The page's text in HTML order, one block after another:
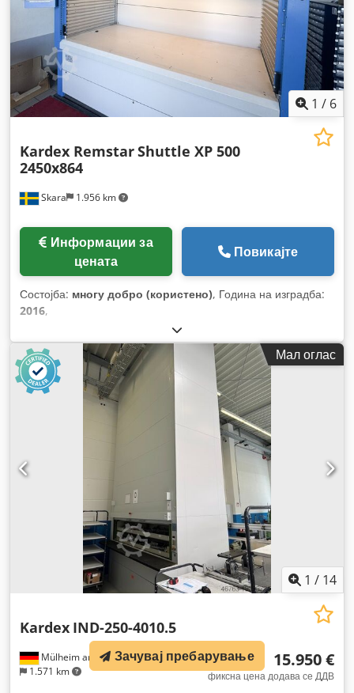
1 / 6
Skara 1.956 km
Kardex RemstarShuttle XP 500
2450x864
цената
Повикајте
Состојба: многу добро (користено), Година на изградба:
2016,
Мал оглас
1 / 14
Mülheim an der Ruhr
1.571 km
Kardex IND-250-4010.5
15.950 €
фиксна цена додава се ДДВ
Зачувај пребарување